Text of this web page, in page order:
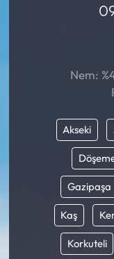
Nem:
Akseki
Gazipaşa
Kaş
Korkuteli